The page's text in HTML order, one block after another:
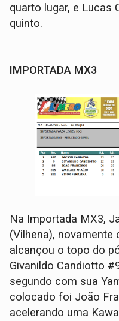
quarto lugar, e Lucas
quinto.
IMPORTADA MX3
Na Importada MX3,
(Vilhena),
alcançou o topo do
Givanildo Candiotto
segundo com sua
colocado foi João
acelerando uma